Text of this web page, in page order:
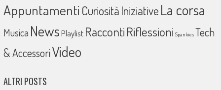
Appuntamenti CuriositàIniziativeLa corsa
Musica NewsPlaylist RaccontiRiflessioni Spankies Tech
& AccessoriVideo
ALTRI POSTS